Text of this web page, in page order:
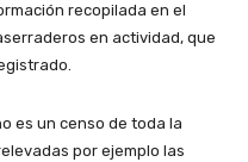
recopilada en el
en actividad, que
es un censo de toda la
por ejemplo las